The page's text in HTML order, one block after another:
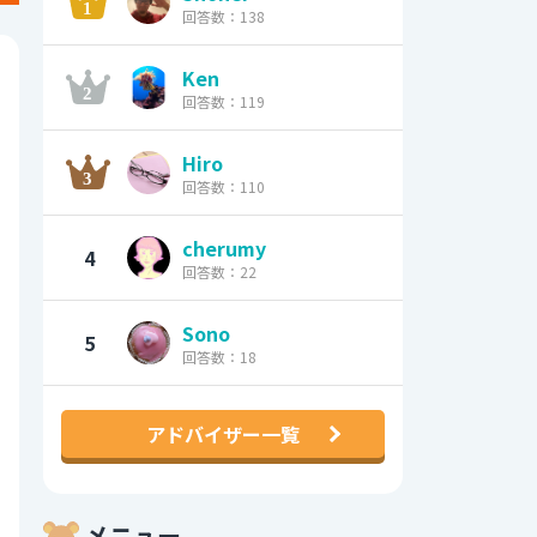
回答数：138
Ken
回答数：119
Hiro
回答数：110
4 cherumy
回答数：22
5 Sono
回答数：18
アドバイザー一覧